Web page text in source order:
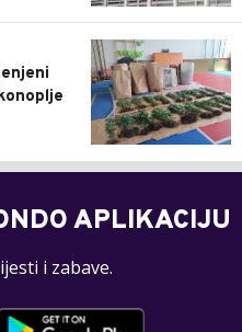
0
APLIKACIJU
i zabave.